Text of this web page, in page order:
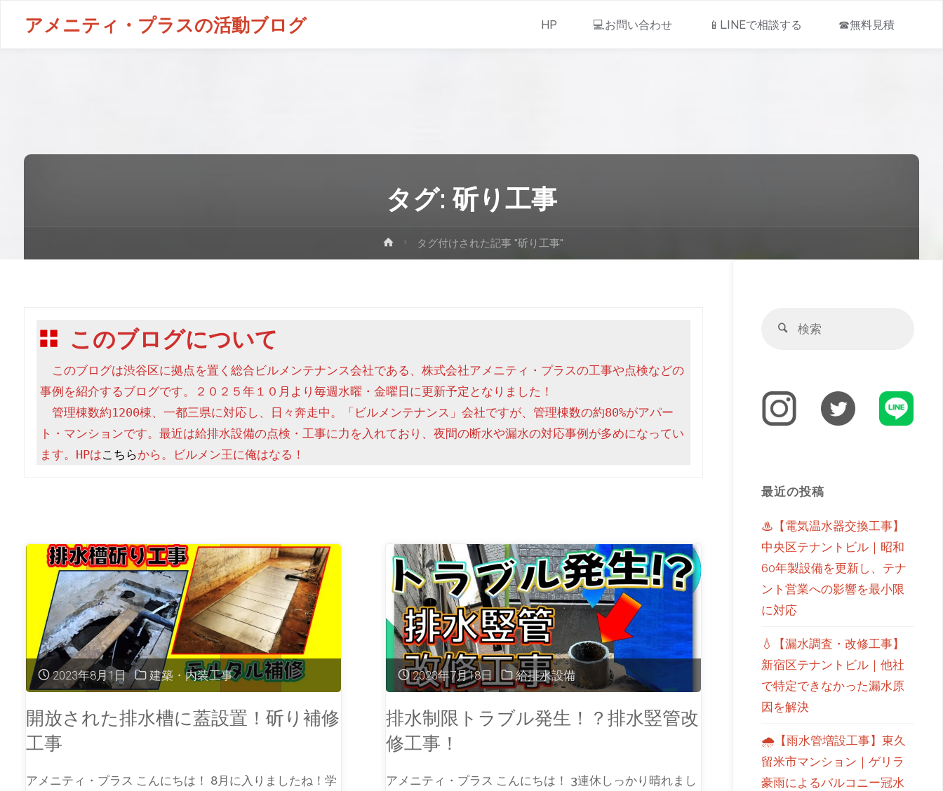
アメニティ・プラスの活動ブログ HP 💻お問い合わせ 📱LINEで相談する ☎無料見積
タグ:斫り工事
タグ付けされた記事 "斫り工事"
このブログについて
このブログは渋谷区に拠点を置く総合ビルメンテナンス会社である、株式会社アメニティ・プラスの工事や点検などの
事例を紹介するブログです。２０２５年１０月より毎週水曜・金曜日に更新予定となりました！
管理棟数約1200棟、一都三県に対応し、日々奔走中。「ビルメンテナンス」会社ですが、管理棟数の約80%がアパー
ト・マンションです。最近は給排水設備の点検・工事に力を入れており、夜間の断水や漏水の対応事例が多めになってい
ます。HPはこちらから。ビルメン王に俺はなる！
2023年8月1日 建築・内装工事
開放された排水槽に蓋設置！斫り補修
工事
アメニティ・プラス こんにちは！ 8月に入りましたね！学
2023年7月18日 給排水設備
排水制限トラブル発生！？排水竪管改
修工事！
アメニティ・プラス こんにちは！ 3連休しっかり晴れまし
最近の投稿
♨【電気温水器交換工事】
中央区テナントビル｜昭和
60年製設備を更新し、テナ
ント営業への影響を最小限
に対応
💧【漏水調査・改修工事】
新宿区テナントビル｜他社
で特定できなかった漏水原
因を解決
🌧【雨水管増設工事】東久
留米市マンション｜ゲリラ
豪雨によるバルコニー冠水